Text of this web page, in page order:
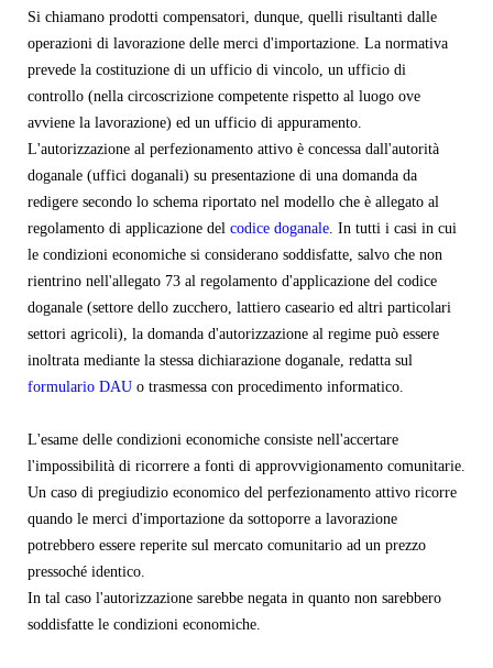
Si chiamano prodotti compensatori, dunque, quelli risultanti dalle
operazioni di lavorazione delle merci d'importazione. La normativa
prevede la costituzione di un ufficio di vincolo, un ufficio di
controllo (nella circoscrizione competente rispetto al luogo ove
avviene la lavorazione) ed un ufficio di appuramento.
L'autorizzazione al perfezionamento attivo è concessa dall'autorità
doganale (uffici doganali) su presentazione di una domanda da
redigere secondo lo schema riportato nel modello che è allegato al
regolamento di applicazione del codice doganale. In tutti i casi in cui
le condizioni economiche si considerano soddisfatte, salvo che non
rientrino nell'allegato 73 al regolamento d'applicazione del codice
doganale (settore dello zucchero, lattiero caseario ed altri particolari
settori agricoli), la domanda d'autorizzazione al regime può essere
inoltrata mediante la stessa dichiarazione doganale, redatta sul
formulario DAU o trasmessa con procedimento informatico.
L'esame delle condizioni economiche consiste nell'accertare
l'impossibilità di ricorrere a fonti di approvvigionamento comunitarie.
Un caso di pregiudizio economico del perfezionamento attivo ricorre
quando le merci d'importazione da sottoporre a lavorazione
potrebbero essere reperite sul mercato comunitario ad un prezzo
pressoché identico.
In tal caso l'autorizzazione sarebbe negata in quanto non sarebbero
soddisfatte le condizioni economiche.